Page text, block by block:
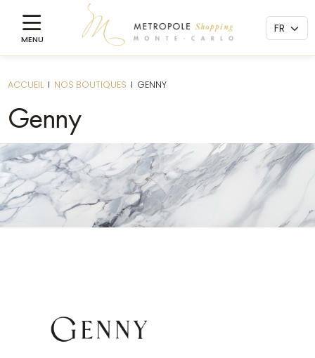
ACCUEILI NOS BOUTIQUES I GENNY
Genny